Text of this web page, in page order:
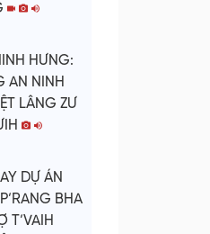
HƯNG:
AN NINH
LÂNG ZƯ
DỰ ÁN
BHA
T’VAIH